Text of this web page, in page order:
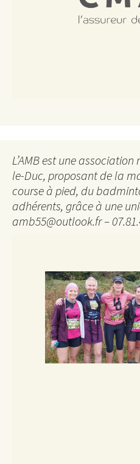
L’AMB est une
le-Duc, proposant de la
course à pied, du
adhérents, grâce à une
amb55@outlook.fr –